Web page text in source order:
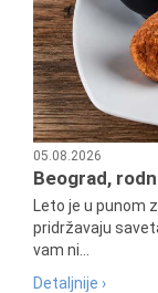
05.08.2026
Beograd,
Leto je u punom
pridržavaju
vam ni...
Detaljnije ›